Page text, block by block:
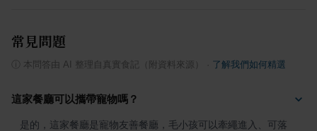
常見問題
本問答由 AI 整理自真實食記（附資料來源） 了解我們如何精選
這家餐廳可以攜帶寵物嗎？
是的，這家餐廳是寵物友善餐廳，毛小孩可以牽繩進入、可落